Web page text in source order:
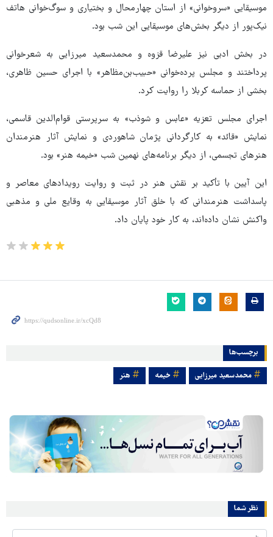
موسیقایی «سروخوانی» از استان چهارمحال و بختیاری و سوگ‌خوانی هاتف
نیک‌پور از دیگر بخش‌های موسیقایی این شب بود.
در بخش ادبی نیز علیرضا قزوه و محمدسعید میرزایی به شعرخوانی
پرداختند و مجلس پرده‌خوانی «حبیب‌بن‌مظاهر» با اجرای حسین ظاهری،
بخشی از حماسه کربلا را روایت کرد.
اجرای مجلس تعزیه «عابس و شوذب» به سرپرستی قوام‌الدین قاسمی،
نمایش «قائد» به کارگردانی پژمان شاهوردی و نمایش آثار هنرمندان
هنرهای تجسمی، از دیگر برنامه‌های نهمین شب «خیمه هنر» بود.
این آیین با تأکید بر نقش هنر در ثبت و روایت رویدادهای معاصر و
پاسداشت هنرمندانی که با خلق آثار موسیقایی به وقایع ملی و مذهبی
واکنش نشان داده‌اند، به کار خود پایان داد.
برچسب‌ها
محمدسعید میرزایی خیمه هنر
نظر شما